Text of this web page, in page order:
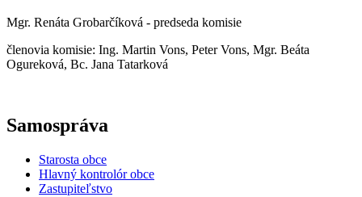
Mgr. Renáta Grobarčíková - predseda komisie
členovia komisie: Ing. Martin Vons, Peter Vons, Mgr. Beáta
Ogureková, Bc. Jana Tatarková
Samospráva
Starosta obce
Hlavný kontrolór obce
Zastupiteľstvo